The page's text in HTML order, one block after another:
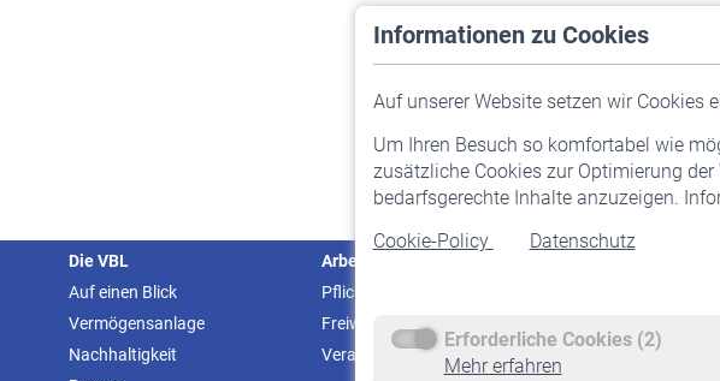
Informationen zu Cookies
Auf unserer Website setzen wir Cookies
Um Ihren Besuch so komfortabel wie
zusätzliche Cookies zur Optimierung
bedarfsgerechte Inhalte anzuzeigen.
Cookie-Policy
Datenschutz
Erforderliche Cookies (2)
Mehr erfahren
Die VBL
Auf einen Blick
Vermögensanlage
Nachhaltigkeit
Arbeitgeber
Pflichtversicherung
Freiwillige Versicherung
Veranstaltungen
Staatliche Förderung